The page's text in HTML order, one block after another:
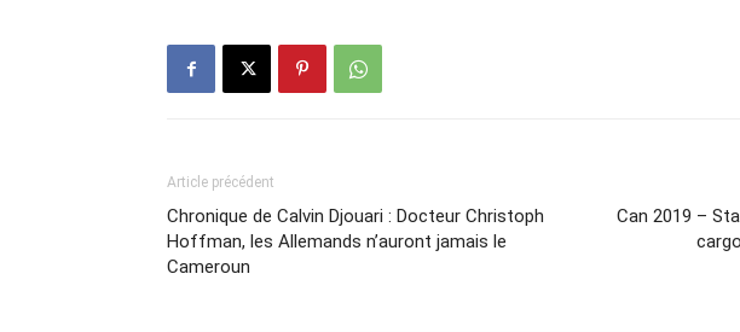
Article précédent
Chronique de Calvin Djouari : Docteur Christoph
Hoffman, les Allemands n’auront jamais le
Cameroun
Can 2019 –